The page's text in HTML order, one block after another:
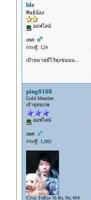
ble
ศิษย์น้อง
ออฟไลน์
เพศ:
กระทู้: 124
เป้าหมายมีไว้พุ่งชนนน...
ping0168
Gold Member
เจ้ายุทธภพ
ออฟไลน์
เพศ:
กระทู้: 1,002
Civic FeRio Vi-Rs No.494